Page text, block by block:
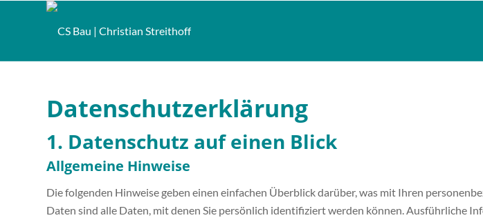
Datenschutz­erklärung
1. Datenschutz auf einen Blick
Allgemeine Hinweise
Die folgenden Hinweise geben einen einfachen Überblick darüber, was mit Ihren
Daten sind alle Daten, mit denen Sie persönlich identifiziert werden können. Ausführliche